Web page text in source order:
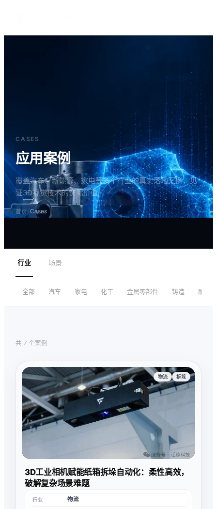
CASES
CASES
应用案例
覆盖汽车、新能源、家电等多个行业的真实落地案例，见
证3D视觉技术的实际价值
首页/Cases
行业 场景
全部 汽车 家电 化工 金属零部件 铸造 耐火
共 7 个案例
物流 拆垛
3D工业相机赋能纸箱拆垛自动化：柔性高效，
破解复杂场景难题
行业 物流